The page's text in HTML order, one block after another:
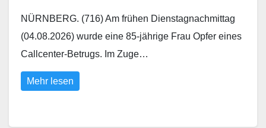
NÜRNBERG. (716) Am frühen Dienstagnachmittag
(04.08.2026) wurde eine 85-jährige Frau Opfer eines
Callcenter-Betrugs. Im Zuge…
Mehr lesen